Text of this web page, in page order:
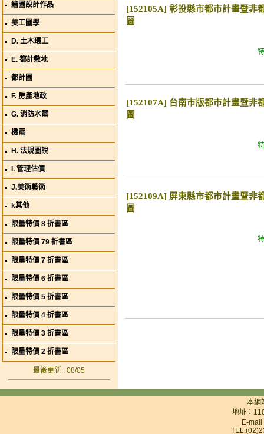
繪圖設計作品
美工圖學
D. 土木環工
E. 都計敷地
都計圖
F. 房產地政
G. 消防水電
機電
H. 法規圖說
I. 管理估價
J.美術藝術
k其他
限量特價 8 折書區
限量特價 79 折書區
限量特價 7 折書區
限量特價 6 折書區
限量特價 5 折書區
限量特價 4 折書區
限量特價 3 折書區
限量特價 2 折書區
最後更新 : 08/05
[152105A] 彰投縣市都市計畫暨非
圖
[152107A] 台南市版都市計畫暨非
圖
[152109A] 屏東縣市都市計畫暨非
圖
本網
地址：
E-